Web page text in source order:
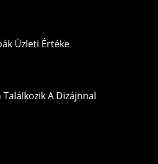
Üzleti Értéke
A Dizájnnal